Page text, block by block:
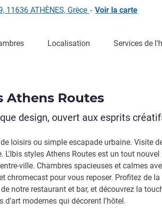
11636 ATHÈNES, Grèce - Voir la carte
Localisation Services de
Athens Routes
design, ouvert aux esprits
loisirs ou simple escapade urbaine. Visite
L'Ibis styles Athens Routes est un tout nouvel
ville. Chambres spacieuses et calmes
chromecast pour vous reposer. Profitez de la
notre restaurant et bar, et découvrez la
d'art modernes qui décorent l'hôtel.